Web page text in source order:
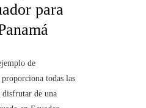
para
de
proporciona todas las
disfrutar de una